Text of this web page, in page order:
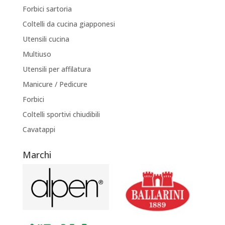
Forbici sartoria
Coltelli da cucina giapponesi
Utensili cucina
Multiuso
Utensili per affilatura
Manicure / Pedicure
Forbici
Coltelli sportivi chiudibili
Cavatappi
Marchi